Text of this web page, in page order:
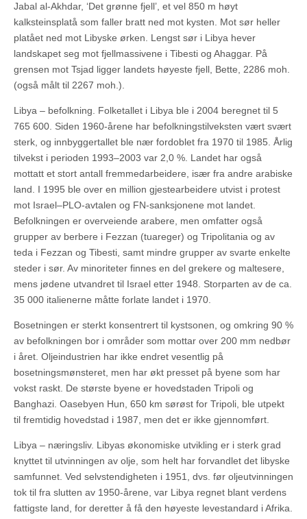
Jabal al-Akhdar, ‘Det grønne fjell’, et vel 850 m høyt
kalksteinsplatå som faller bratt ned mot kysten. Mot sør heller
platået ned mot Libyske ørken. Lengst sør i Libya hever
landskapet seg mot fjellmassivene i Tibesti og Ahaggar. På
grensen mot Tsjad ligger landets høyeste fjell, Bette, 2286 moh.
(også målt til 2267 moh.).
Libya – befolkning. Folketallet i Libya ble i 2004 beregnet til 5
765 600. Siden 1960-årene har befolkningstilveksten vært svært
sterk, og innbyggertallet ble nær fordoblet fra 1970 til 1985. Årlig
tilvekst i perioden 1993–2003 var 2,0 %. Landet har også
mottatt et stort antall fremmedarbeidere, især fra andre arabiske
land. I 1995 ble over en million gjestearbeidere utvist i protest
mot Israel–PLO-avtalen og FN-sanksjonene mot landet.
Befolkningen er overveiende arabere, men omfatter også
grupper av berbere i Fezzan (tuareger) og Tripolitania og av
teda i Fezzan og Tibesti, samt mindre grupper av svarte enkelte
steder i sør. Av minoriteter finnes en del grekere og maltesere,
mens jødene utvandret til Israel etter 1948. Storparten av de ca.
35 000 italienerne måtte forlate landet i 1970.
Bosetningen er sterkt konsentrert til kystsonen, og omkring 90 %
av befolkningen bor i områder som mottar over 200 mm nedbør
i året. Oljeindustrien har ikke endret vesentlig på
bosetningsmønsteret, men har økt presset på byene som har
vokst raskt. De største byene er hovedstaden Tripoli og
Banghazi. Oasebyen Hun, 650 km sørøst for Tripoli, ble utpekt
til fremtidig hovedstad i 1987, men det er ikke gjennomført.
Libya – næringsliv. Libyas økonomiske utvikling er i sterk grad
knyttet til utvinningen av olje, som helt har forvandlet det libyske
samfunnet. Ved selvstendigheten i 1951, dvs. før oljeutvinningen
tok til fra slutten av 1950-årene, var Libya regnet blant verdens
fattigste land, for deretter å få den høyeste levestandard i Afrika.